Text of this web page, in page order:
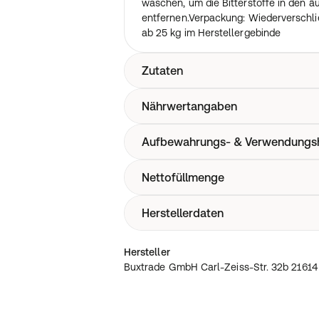
waschen, um die Bitterstoffe in den
entfernen.Verpackung:
ab 25 kg im Herstellergebinde
Zutaten
Quinoa rot
Nährwertangaben
Nährwerte pro 100g
Kcal
Davon Zucker
davon gesättigte Fettsäuren
davon ungesättigte Fettsäuren
Aufbewahrungs- &
Dank unserer Verpackung überall bei
Nettofüllmenge
0,1kg
Herstellerdaten
Buxtrade GmbH Carl-Zeiss-Str. 32b
66955 0
Hersteller
Buxtrade GmbH Carl-Zeiss-Str. 32b